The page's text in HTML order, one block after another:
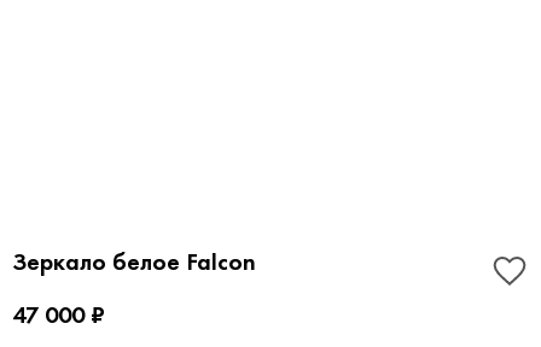
Зеркало белое Falcon
47 000 ₽